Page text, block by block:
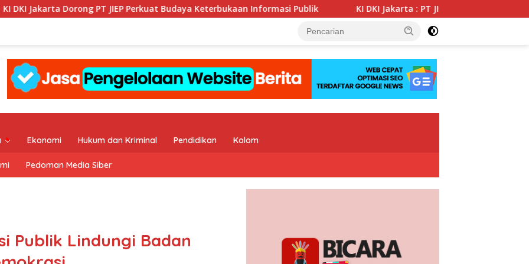
PT JIEP Perkuat Budaya Keterbukaan Informasi Publik KI DKI Jakarta : PT JIEP Buktikan Transparansi KIP
Ekonomi Hukum dan Kriminal Pendidikan Kolom
Pedoman Media Siber
Publik Lindungi Badan